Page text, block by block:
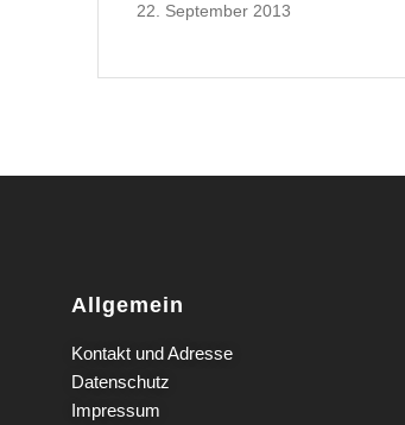
22. September 2013
Allgemein
Kontakt und Adresse
Datenschutz
Impressum